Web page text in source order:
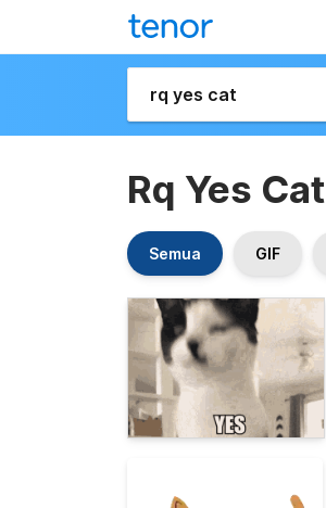
Rq Yes Cat
Semua GIF